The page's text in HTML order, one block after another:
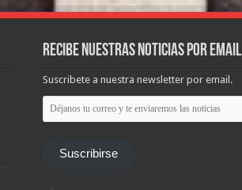
Recibe nuestras noticias por email
Suscribete a nuestra newsletter por email.
Déjanos
tu
correo
enviaremos
Suscribirse